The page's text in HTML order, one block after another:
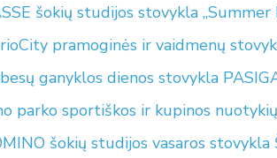
šokių studijos stovykla „Summer
pramoginės ir vaidmenų
ganyklos dienos stovykla
parko sportiškos ir kupinos
šokių studijos vasaros